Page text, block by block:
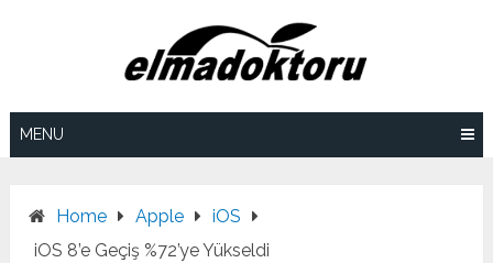
MENU
Home Apple
iOS
iOS 8’e Geçiş %72’ye Yükseldi